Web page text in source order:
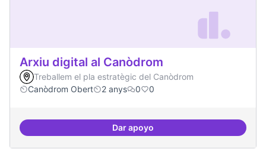
Arxiu digital al Canòdrom
Treballem el pla estratègic del Canòdrom
Canòdrom Obert
2 anys 0 0
Dar apoyoArxiu digital al Canòdrom